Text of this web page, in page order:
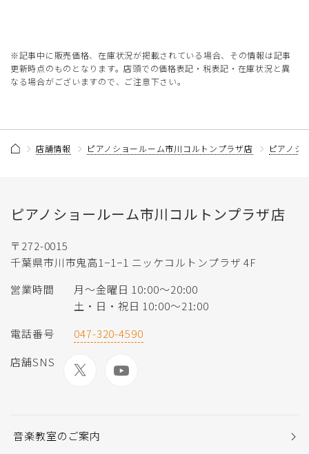
※記事中に販売価格、在庫状況が掲載されている場合、その情報は記事
更新時点のものとなります。店頭での価格表記・税表記・在庫状況と異
なる場合がございますので、ご注意下さい。
店舗情報 ピアノショールーム市川コルトンプラザ店 ピアノシ
ピアノショールーム市川コルトンプラザ店
〒272-0015
千葉県市川市鬼高1−1−1 ニッケコルトンプラザ 4F
営業時間
月〜金曜日 10:00〜20:00
土・日・祝日 10:00〜21:00
電話番号
047-320-4590
店舗SNS
音楽教室のご案内